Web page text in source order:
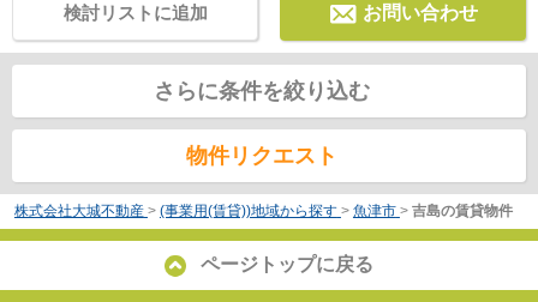
お問い合わせ
検討リストに追加
さらに条件を絞り込む
物件リクエスト
株式会社大城不動産 > (事業用(賃貸))地域から探す > 魚津市 > 吉島の賃貸物件
ページトップに戻る